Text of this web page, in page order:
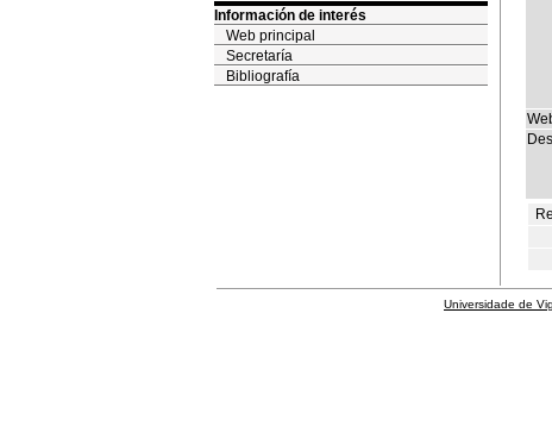
Información de interés
Web principal
Secretaría
Bibliografía
Universidade de